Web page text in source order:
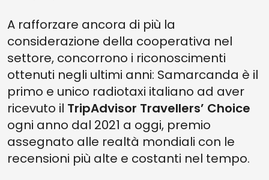
A rafforzare ancora di più la
considerazione della cooperativa nel
settore, concorrono i riconoscimenti
ottenuti negli ultimi anni: Samarcanda è il
primo e unico radiotaxi italiano ad aver
ricevuto il TripAdvisor Travellers’ Choice
ogni anno dal 2021 a oggi, premio
assegnato alle realtà mondiali con le
recensioni più alte e costanti nel tempo.